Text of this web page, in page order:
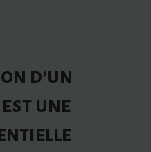
d’un
une